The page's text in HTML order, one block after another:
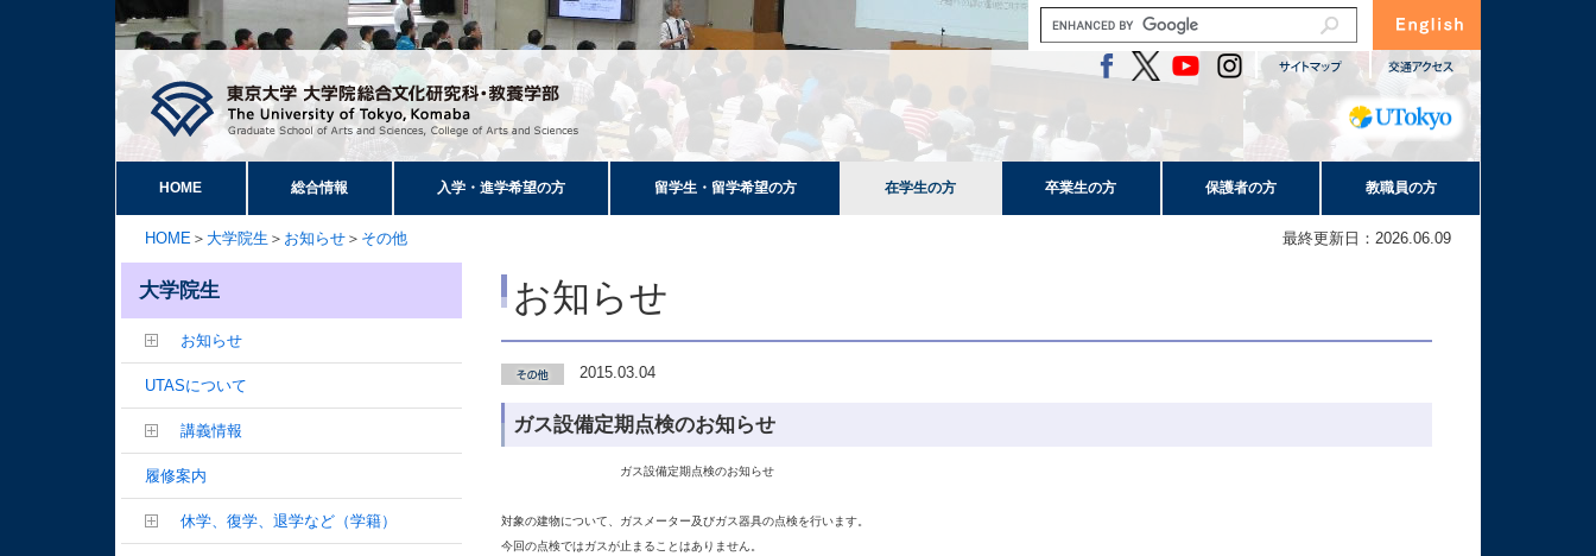
HOME 総合情報 入学・進学希望の方 留学生・留学希望の方 在学生の方 卒業生の方 保護者の方 教職員の方
HOME ＞ 大学院生 ＞ お知らせ ＞ その他 最終更新日：2026.06.09
お知らせ
2015.03.04
ガス設備定期点検のお知らせ
ガス設備定期点検のお知らせ
対象の建物について、ガスメーター及びガス器具の点検を行います。
今回の点検ではガスが止まることはありません。
大学院生
お知らせ
UTASについて
講義情報
履修案内
休学、復学、退学など（学籍）